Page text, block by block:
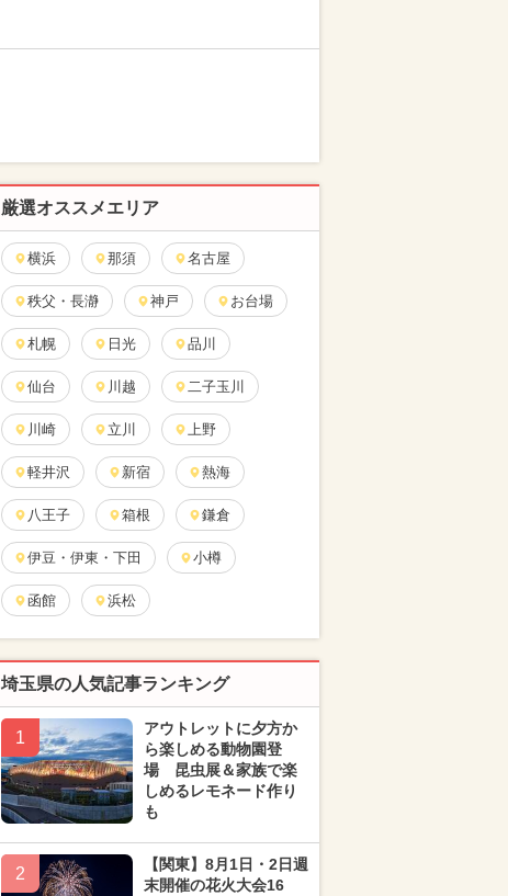
厳選オススメエリア
横浜 那須 名古屋
秩父・長瀞 神戸 お台場
札幌 日光 品川
仙台 川越 二子玉川
川崎 立川 上野
軽井沢 新宿 熱海
八王子 箱根 鎌倉
伊豆・伊東・下田 小樽
函館 浜松
埼玉県の人気記事ランキング
1
アウトレットに夕方か
ら楽しめる動物園登
場 昆虫展＆家族で楽
しめるレモネード作り
も
2
【関東】8月1日・2日週
末開催の花火大会16